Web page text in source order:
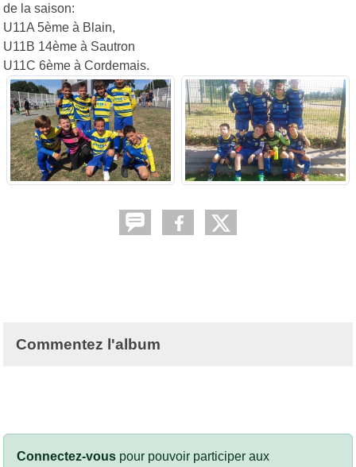
de la saison:
U11A 5ème à Blain,
U11B 14ème à Sautron
U11C 6ème à Cordemais.
Commentez l'album
Connectez-vous pour pouvoir participer aux